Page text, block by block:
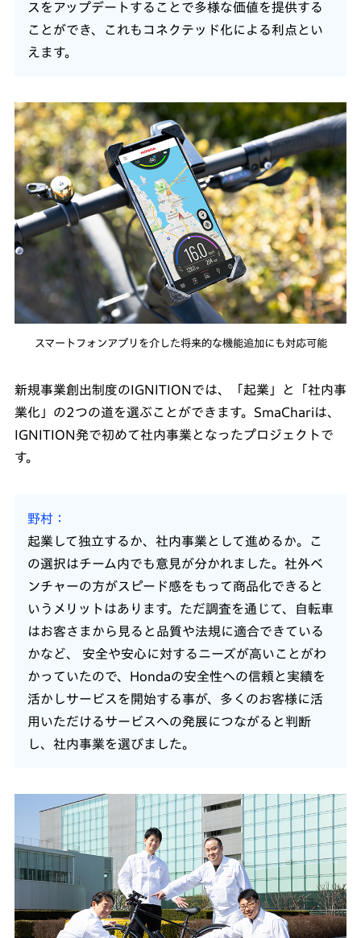
スをアップデートすることで多様な価値を提供する
ことができ、これもコネクテッド化による利点とい
えます。
スマートフォンアプリを介した将来的な機能追加にも対応可能
新規事業創出制度のIGNITIONでは、「起業」と「社内事
業化」の2つの道を選ぶことができます。SmaChariは、
IGNITION発で初めて社内事業となったプロジェクトで
す。
野村
起業して独立するか、社内事業として進めるか。こ
の選択はチーム内でも意見が分かれました。社外ベ
ンチャーの方がスピード感をもって商品化できると
いうメリットはあります。ただ調査を通じて、自転車
はお客さまから見ると品質や法規に適合できている
かなど、 安全や安心に対するニーズが高いことがわ
かっていたので、Hondaの安全性への信頼と実績を
活かしサービスを開始する事が、多くのお客様に活
用いただけるサービスへの発展につながると判断
し、社内事業を選びました。